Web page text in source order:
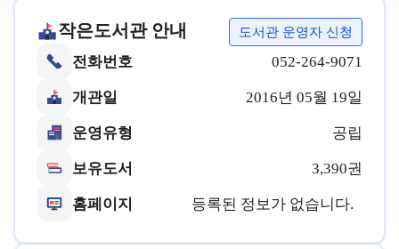
작은도서관 안내 도서관 운영자 신청
전화번호 052-264-9071
개관일 2016년 05월 19일
운영유형 공립
보유도서 3,390권
홈페이지 등록된 정보가 없습니다.